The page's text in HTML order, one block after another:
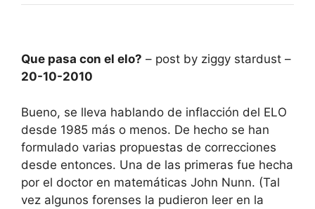
Que pasa con el elo? – post by ziggy stardust –
20-10-2010
Bueno, se lleva hablando de inflacción del ELO
desde 1985 más o menos. De hecho se han
formulado varias propuestas de correcciones
desde entonces. Una de las primeras fue hecha
por el doctor en matemáticas John Nunn. (Tal
vez algunos forenses la pudieron leer en la